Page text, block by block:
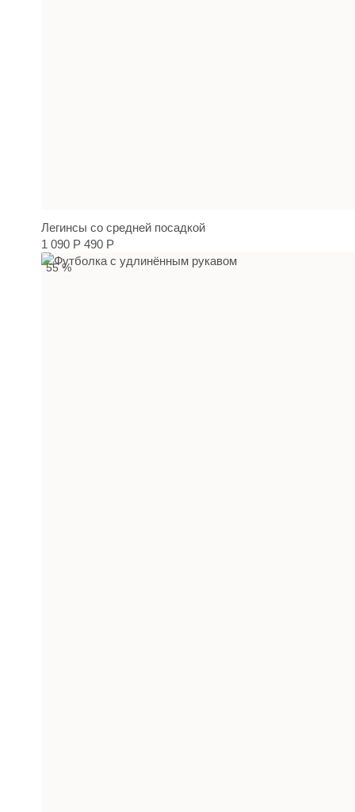
Легинсы со средней посадкой
1 090 Р 490 Р
55 %